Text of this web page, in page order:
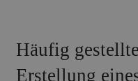
Häufig
Erstellung